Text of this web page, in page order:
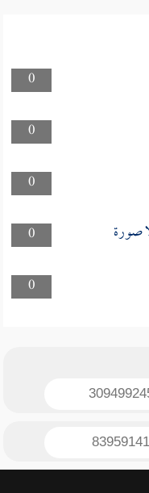
0
0
0
0
صورة
0